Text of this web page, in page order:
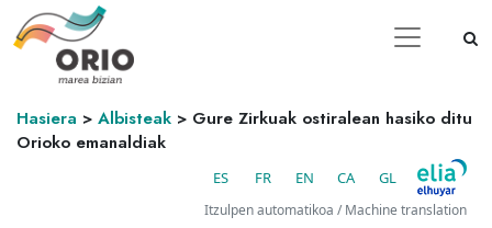
Hasiera > Albisteak > Gure Zirkuak ostiralean hasiko ditu
Orioko emanaldiak
ES FR EN CA GL
Itzulpen automatikoa / Machine translation